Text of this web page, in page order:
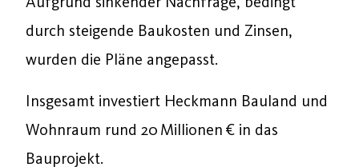
durch steigende Baukosten und Zinsen,
wurden die Pläne angepasst.
Insgesamt investiert Heckmann Bauland und
Wohnraum rund 20 Millionen € in das
Bauprojekt.